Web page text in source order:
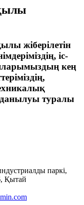
жіберілетін
іс-
кең
туралы
паркі,
Қытай